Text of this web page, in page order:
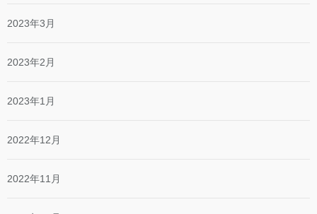
2023年3月
2023年2月
2023年1月
2022年12月
2022年11月